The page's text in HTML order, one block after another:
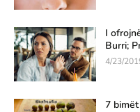
I
Burri;
4/23/
7